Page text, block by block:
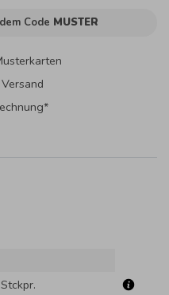
Code MUSTER
Stckpr.